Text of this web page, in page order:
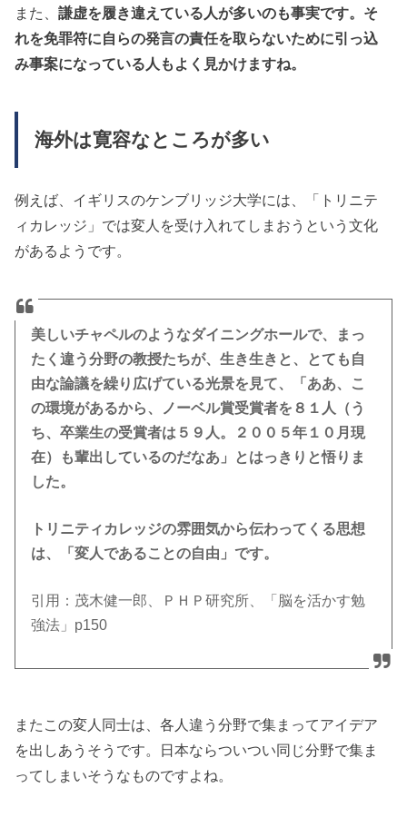
また、謙虚を履き違えている人が多いのも事実です。そ
れを免罪符に自らの発言の責任を取らないために引っ込
み事案になっている人もよく見かけますね。
海外は寛容なところが多い
例えば、イギリスのケンブリッジ大学には、「トリニテ
ィカレッジ」では変人を受け入れてしまおうという文化
があるようです。
美しいチャペルのようなダイニングホールで、まっ
たく違う分野の教授たちが、生き生きと、とても自
由な論議を繰り広げている光景を見て、「ああ、こ
の環境があるから、ノーベル賞受賞者を８１人（う
ち、卒業生の受賞者は５９人。２００５年１０月現
在）も輩出しているのだなあ」とはっきりと悟りま
した。
トリニティカレッジの雰囲気から伝わってくる思想
は、「変人であることの自由」です。
引用：茂木健一郎、ＰＨＰ研究所、「脳を活かす勉
強法」p150
またこの変人同士は、各人違う分野で集まってアイデア
を出しあうそうです。日本ならついつい同じ分野で集ま
ってしまいそうなものですよね。